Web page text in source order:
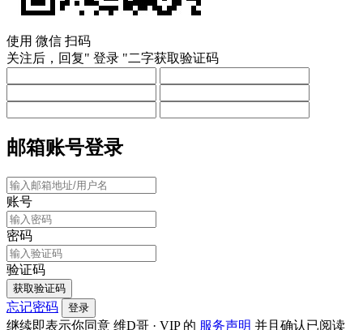
使用 微信 扫码
关注后，回复" 登录 "二字获取验证码
邮箱账号登录
账号
密码
验证码
获取验证码
忘记密码 登录
继续即表示你同意 维D哥 · VIP 的 服务声明 并且确认已阅读